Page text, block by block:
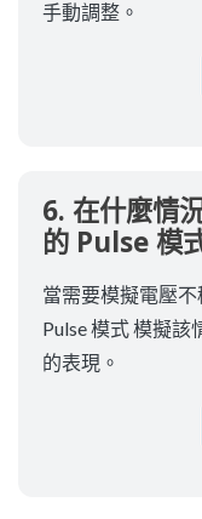
手動調整。
6. 在什麼情
的 Pulse 模
當需要模擬電壓
Pulse 模式 模擬
的表現。